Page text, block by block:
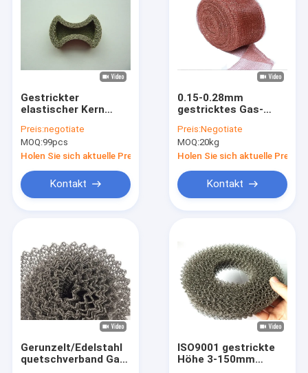
Startseite
Produkte
Gestrickter
elastischer Kern
Draht-Mesh Washer
Stainless Steel Wires
0.12mm 35mm
Preis:negotiate
MOQ:99pcs
Holen Sie sich aktuelle Preis
Kontakt
0.15-0.28mm
gestricktes Gas-
Abrasions-
Widerstand Soem
Preis:Negotiate
MOQ:20kg
Holen Sie sich aktuelle Preis
Kontakt
Gerunzelt/Edelstahl
quetschverband Gas-
ISO9001 gestrickte
Höhe 3-150mm